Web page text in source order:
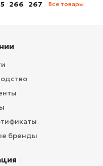
266 267 Все товары
бренды